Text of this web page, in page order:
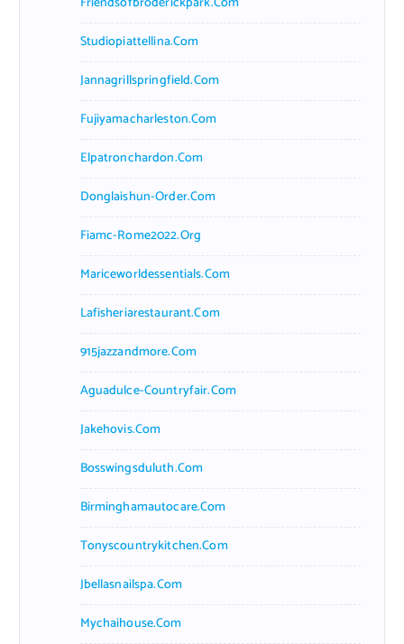
Studiopiattellina.com
Jannagrillspringfield.com
Fujiyamacharleston.com
Elpatronchardon.com
Donglaishun-Order.com
Fiamc-Rome2022.org
Mariceworldessentials.com
Lafisheriarestaurant.com
915jazzandmore.com
Aguadulce-Countryfair.com
Jakehovis.com
Bosswingsduluth.com
Birminghamautocare.com
Tonyscountrykitchen.com
Jbellasnailspa.com
Mychaihouse.com